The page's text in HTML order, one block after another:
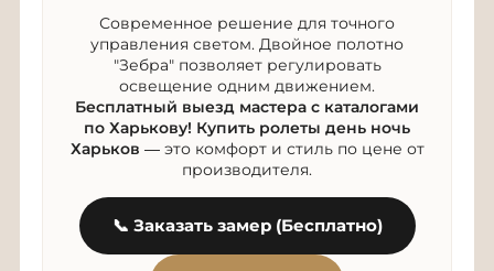
Современное решение для точного
управления светом. Двойное полотно
"Зебра" позволяет регулировать
освещение одним движением.
Бесплатный выезд мастера с каталогами
по Харькову! Купить ролеты день ночь
Харьков — это комфорт и стиль по цене от
производителя.
📞 Заказать замер (Бесплатно)